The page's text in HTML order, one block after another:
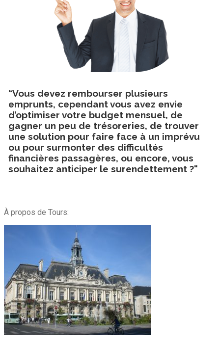
“Vous devez rembourser plusieurs
emprunts, cependant vous avez envie
d’optimiser votre budget mensuel, de
gagner un peu de trésoreries, de trouver
une solution pour faire face à un imprévu
ou pour surmonter des difficultés
financières passagères, ou encore, vous
souhaitez anticiper le surendettement ?"
À propos de Tours: